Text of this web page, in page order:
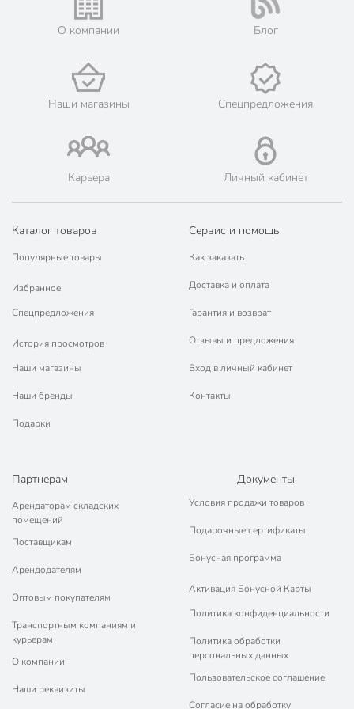
Техническая информация
Толщина дна, мм
4 мм
Толщина стенок, мм
4 мм
Высота борта, мм
65 мм
Антипригарное покрытие
машине
посудомоечной
Тип антипригарного покрытия
Крышка в комплекте
Съемная ручка
без съемной
Набор
литой алюминий
Цвет
желтый
Особенности конструкции
Тип
универсальный
О компании Блог
Наши магазины Спецпредложения
Карьера Личный кабинет
Каталог товаров
Популярные товары
Избранное
Спецпредложения
История просмотров
Наши магазины
Наши бренды
Подарки
Сервис и помощь
Как заказать
Доставка и оплата
Гарантия и возврат
Отзывы и предложения
Вход в личный кабинет
Контакты
Партнерам
Арендаторам складских
помещений
Поставщикам
Арендодателям
Оптовым покупателям
Транспортным компаниям и
курьерам
О компании
Наши реквизиты
Документы
Условия продажи товаров
Подарочные сертификаты
Бонусная программа
Активация Бонусной Карты
Политика конфиденциальности
Политика обработки
персональных данных
Пользовательское соглашение
Согласие на обработку